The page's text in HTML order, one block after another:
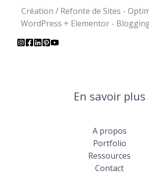
Création / Refonte de Sites -
WordPress + Elementor -
En savoir plus
A propos
Portfolio
Ressources
Contact